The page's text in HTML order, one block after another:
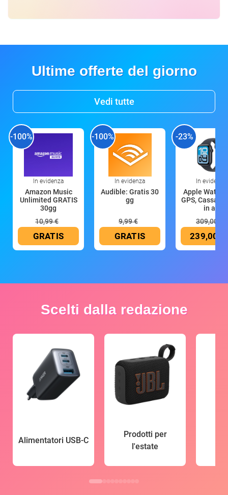
Ultime offerte del giorno
Vedi tutte
-100%
In evidenza
Amazon Music
Unlimited GRATIS
30gg
10,99 €
GRATIS
-100%
In evidenza
Audible: Gratis 30
gg
9,99 €
GRATIS
-23%
In evidenza
Apple Watch
GPS, Cassa
in all
309,00 €
239,00 €
Scelti dalla redazione
Alimentatori USB-C
Prodotti per
l'estate